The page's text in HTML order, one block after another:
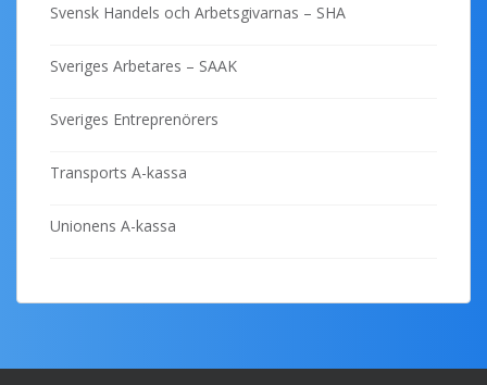
Svensk Handels och Arbetsgivarnas – SHA
Sveriges Arbetares – SAAK
Sveriges Entreprenörers
Transports A-kassa
Unionens A-kassa